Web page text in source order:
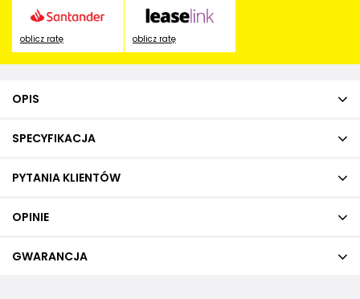
oblicz ratę oblicz ratę
OPIS
SPECYFIKACJA
PYTANIA KLIENTÓW
OPINIE
GWARANCJA